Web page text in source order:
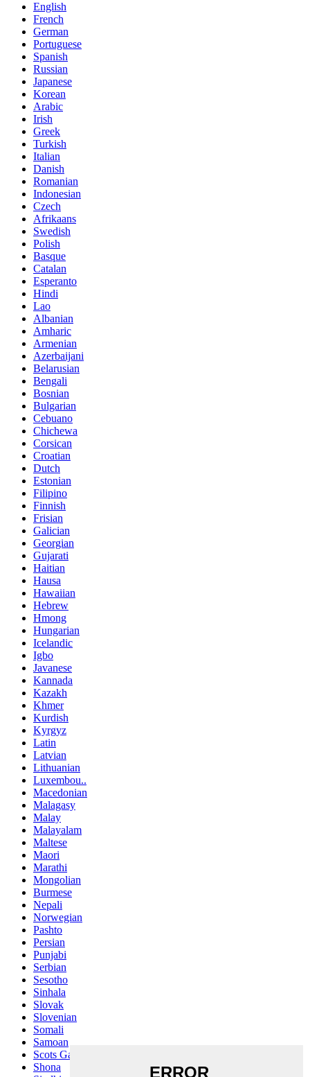
English
French
German
Portuguese
Spanish
Russian
Japanese
Korean
Arabic
Irish
Greek
Turkish
Italian
Danish
Romanian
Indonesian
Czech
Afrikaans
Swedish
Polish
Basque
Catalan
Esperanto
Hindi
Lao
Albanian
Amharic
Armenian
Azerbaijani
Belarusian
Bengali
Bosnian
Bulgarian
Cebuano
Chichewa
Corsican
Croatian
Dutch
Estonian
Filipino
Finnish
Frisian
Galician
Georgian
Gujarati
Haitian
Hausa
Hawaiian
Hebrew
Hmong
Hungarian
Icelandic
Igbo
Javanese
Kannada
Kazakh
Khmer
Kurdish
Kyrgyz
Latin
Latvian
Lithuanian
Luxembou..
Macedonian
Malagasy
Malay
Malayalam
Maltese
Maori
Marathi
Mongolian
Burmese
Nepali
Norwegian
Pashto
Persian
Punjabi
Serbian
Sesotho
Sinhala
Slovak
Slovenian
Somali
Samoan
Scots Gaelic
Shona